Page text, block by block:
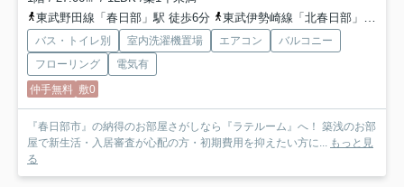
東武野田線「春日部」駅 徒歩6分
東武伊勢崎線「北春日部」駅 徒歩22分
バス・トイレ別 室内洗濯機置場 エアコン
バルコニー
フローリング
電気有
仲手無料 敷0
『春日部市』の納得のお部屋さがしなら『ラテルーム』へ！ 築浅のお部
屋で新生活・入居審査が心配の方・初期費用を抑えたい方に... もっと見
る